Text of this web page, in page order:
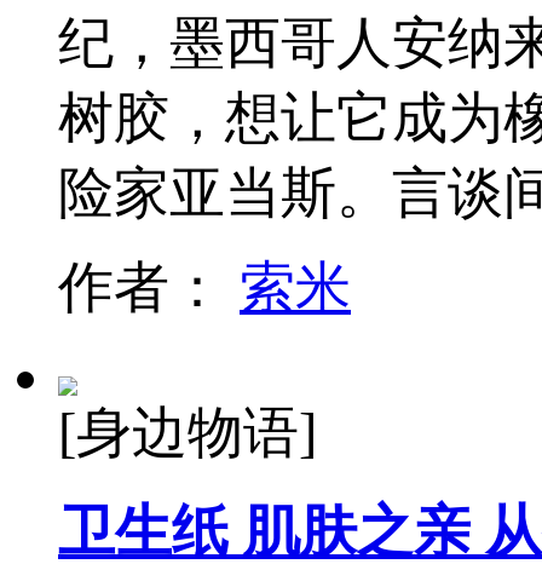
纪，墨西哥人安纳
树胶，想让它成为
险家亚当斯。言
作者： 索米
[身边物语]
卫生纸 肌肤之亲